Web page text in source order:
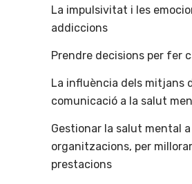
La impulsivitat i les
addiccions
Prendre decisions per fer
La influència dels mitjans
comunicació a la salut
Gestionar la salut mental
organitzacions, per
prestacions